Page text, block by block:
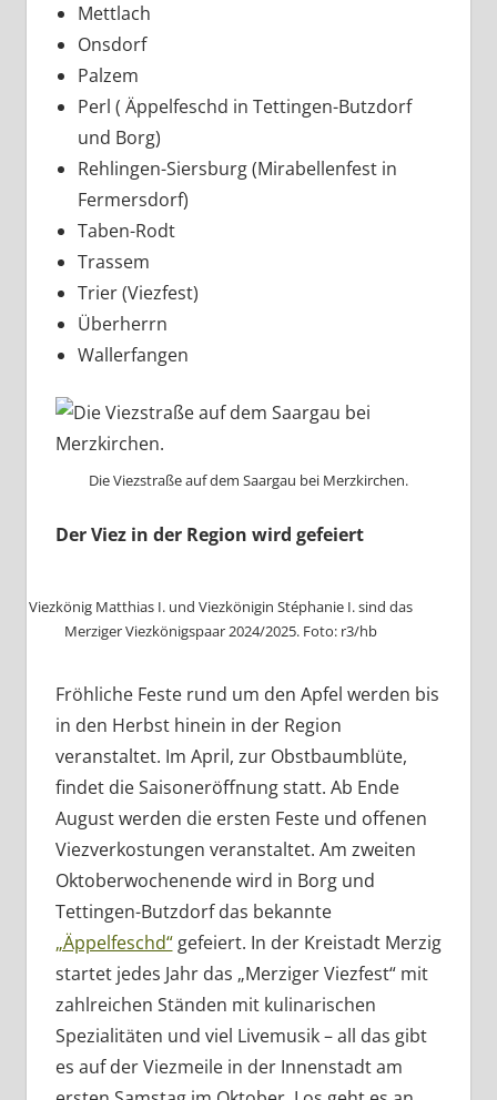
Mettlach
Onsdorf
Palzem
Perl ( Äppelfeschd in Tettingen-Butzdorf
und Borg)
Rehlingen-Siersburg (Mirabellenfest in
Fermersdorf)
Taben-Rodt
Trassem
Trier (Viezfest)
Überherrn
Wallerfangen
Die Viezstraße auf dem Saargau bei Merzkirchen.
Der Viez in der Region wird gefeiert
Viezkönig Matthias I. und Viezkönigin Stéphanie I. sind das
Merziger Viezkönigspaar 2024/2025. Foto: r3/hb
Fröhliche Feste rund um den Apfel werden bis
in den Herbst hinein in der Region
veranstaltet. Im April, zur Obstbaumblüte,
findet die Saisoneröffnung statt. Ab Ende
August werden die ersten Feste und offenen
Viezverkostungen veranstaltet. Am zweiten
Oktoberwochenende wird in Borg und
Tettingen-Butzdorf das bekannte
„Äppelfeschd“gefeiert. In der Kreistadt Merzig
startet jedes Jahr das „Merziger Viezfest“ mit
zahlreichen Ständen mit kulinarischen
Spezialitäten und viel Livemusik – all das gibt
es auf der Viezmeile in der Innenstadt am